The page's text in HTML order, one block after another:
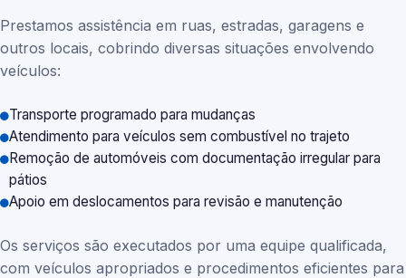
Prestamos assistência em ruas, estradas, garagens e
outros locais, cobrindo diversas situações envolvendo
veículos:
Transporte programado para mudanças
Atendimento para veículos sem combustível no trajeto
Remoção de automóveis com documentação irregular para
pátios
Apoio em deslocamentos para revisão e manutenção
Os serviços são executados por uma equipe qualificada,
com veículos apropriados e procedimentos eficientes para